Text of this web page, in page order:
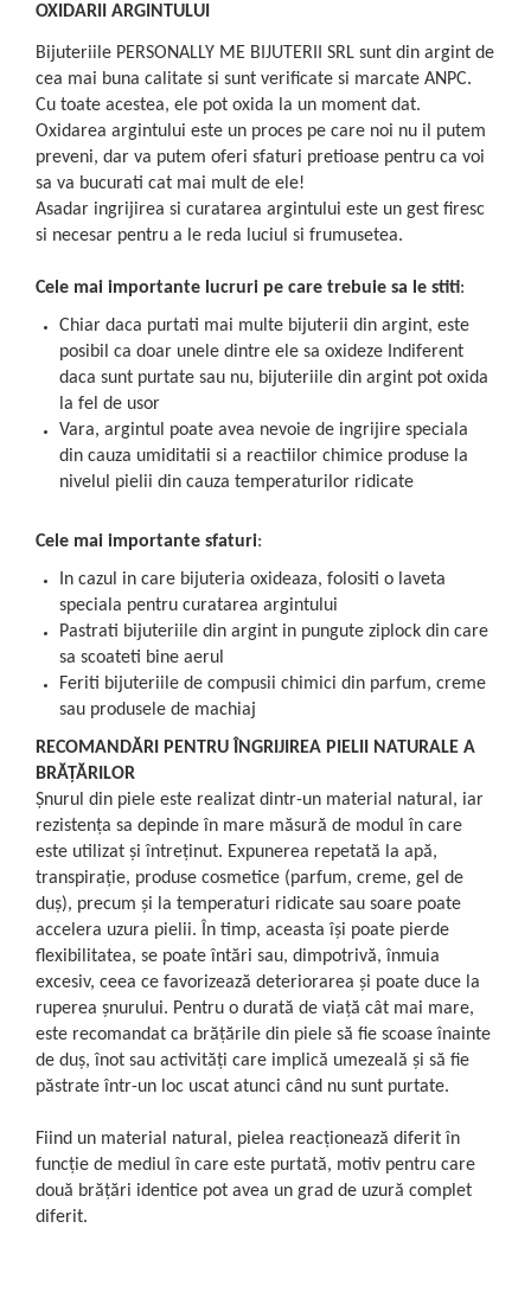
OXIDARII ARGINTULUI
Bijuteriile PERSONALLY ME BIJUTERII SRL sunt din argint de
cea mai buna calitate si sunt verificate si marcate ANPC.
Cu toate acestea, ele pot oxida la un moment dat.
Oxidarea argintului este un proces pe care noi nu il putem
preveni, dar va putem oferi sfaturi pretioase pentru ca voi
sa va bucurati cat mai mult de ele!
Asadar ingrijirea si curatarea argintului este un gest firesc
si necesar pentru a le reda luciul si frumusetea.
Cele mai importante lucruri pe care trebuie sa le stiti:
Chiar daca purtati mai multe bijuterii din argint, este
posibil ca doar unele dintre ele sa oxideze Indiferent
daca sunt purtate sau nu, bijuteriile din argint pot oxida
la fel de usor
Vara, argintul poate avea nevoie de ingrijire speciala
din cauza umiditatii si a reactiilor chimice produse la
nivelul pielii din cauza temperaturilor ridicate
Cele mai importante sfaturi:
In cazul in care bijuteria oxideaza, folositi o laveta
speciala pentru curatarea argintului
Pastrati bijuteriile din argint in pungute ziplock din care
sa scoateti bine aerul
Feriti bijuteriile de compusii chimici din parfum, creme
sau produsele de machiaj
RECOMANDĂRI PENTRU ÎNGRIJIREA PIELII NATURALE A
BRĂȚĂRILOR
Șnurul din piele este realizat dintr-un material natural, iar
rezistența sa depinde în mare măsură de modul în care
este utilizat și întreținut. Expunerea repetată la apă,
transpirație, produse cosmetice (parfum, creme, gel de
duș), precum și la temperaturi ridicate sau soare poate
accelera uzura pielii. În timp, aceasta își poate pierde
flexibilitatea, se poate întări sau, dimpotrivă, înmuia
excesiv, ceea ce favorizează deteriorarea și poate duce la
ruperea șnurului. Pentru o durată de viață cât mai mare,
este recomandat ca brățările din piele să fie scoase înainte
de duș, înot sau activități care implică umezeală și să fie
păstrate într-un loc uscat atunci când nu sunt purtate.
Fiind un material natural, pielea reacționează diferit în
funcție de mediul în care este purtată, motiv pentru care
două brățări identice pot avea un grad de uzură complet
diferit.